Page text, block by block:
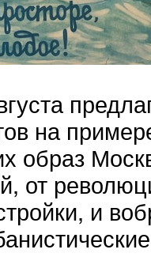
на
образ
от
и